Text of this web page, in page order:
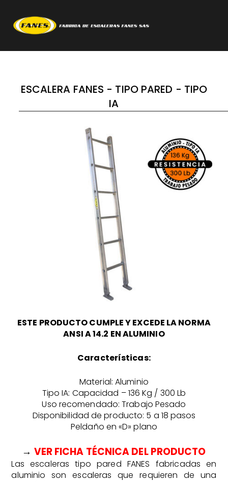
ESCALERA FANES - TIPO PARED - TIPO
IA
ESTE PRODUCTO CUMPLE Y EXCEDE LA NORMA
ANSI A 14.2 EN ALUMINIO
Características:
Material: Aluminio
Tipo IA: Capacidad – 136 Kg / 300 Lb
Uso recomendado: Trabajo Pesado
Disponibilidad de producto: 5 a 18 pasos
Peldaño en «D» plano
→ VER FICHA TÉCNICA DEL PRODUCTO
Las escaleras tipo pared FANES fabricadas en
aluminio son escaleras que requieren de una